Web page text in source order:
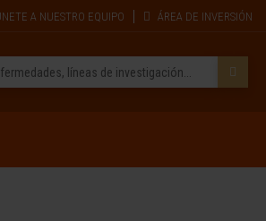
A NUESTRO EQUIPO ÁREA DE INVERSIÓN